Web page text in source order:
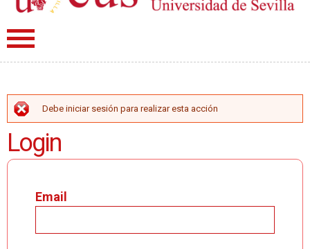
MENSAJE DE ERROR
Debe iniciar sesión para realizar esta acción
Login
Email